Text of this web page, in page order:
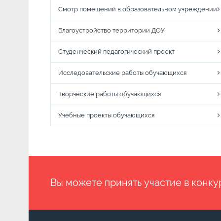
Смотр помещений в образовательном учреждении
Благоустройство территории ДОУ
Студенческий педагогический проект
Исследовательские работы обучающихся
Творческие работы обучающихся
Учебные проекты обучающихся
Вы можете принять участие в